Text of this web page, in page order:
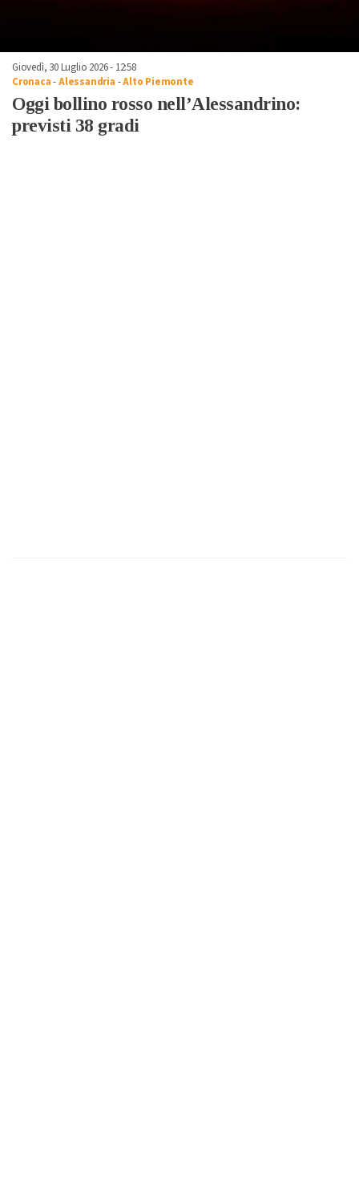
Giovedì, 30 Luglio 2026 - 12:58
Cronaca-Alessandria -Alto Piemonte
Oggi bollino rosso nell’Alessandrino:
previsti 38 gradi